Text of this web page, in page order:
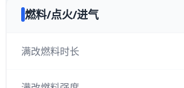
燃料/点火/进气
满改燃料时长
5.0分